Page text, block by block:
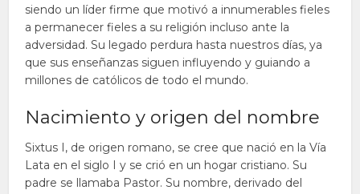
siendo un líder firme que motivó a innumerables fieles
a permanecer fieles a su religión incluso ante la
adversidad. Su legado perdura hasta nuestros días, ya
que sus enseñanzas siguen influyendo y guiando a
millones de católicos de todo el mundo.
Nacimiento y origen del nombre
Sixtus I, de origen romano, se cree que nació en la Vía
Lata en el siglo I y se crió en un hogar cristiano. Su
padre se llamaba Pastor. Su nombre, derivado del